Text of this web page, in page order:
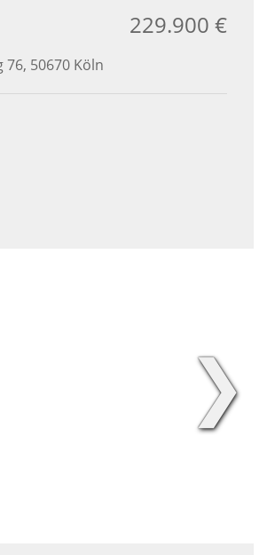
76, 50670 Köln
229.900 €
❯